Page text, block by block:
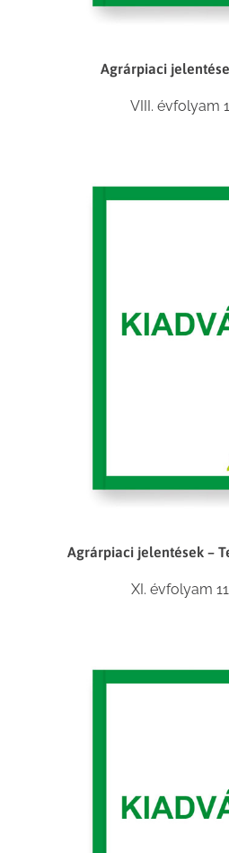
Agrárpiaci
VIII. évfolyam
Agrárpiaci jelentések –
XI. évfolyam